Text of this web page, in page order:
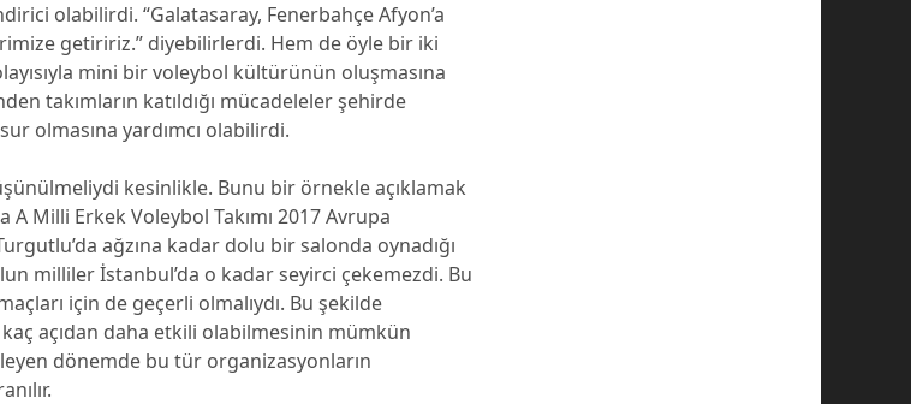
olabilirdi. “Galatasaray, Fenerbahçe Afyon’a
getiririz.” diyebilirlerdi. Hem de öyle bir iki
mini bir voleybol kültürünün oluşmasına
takımların katıldığı mücadeleler şehirde
olmasına yardımcı olabilirdi.
kesinlikle. Bunu bir örnekle açıklamak
Milli Erkek Voleybol Takımı 2017 Avrupa
ağzına kadar dolu bir salonda oynadığı
milliler İstanbul’da o kadar seyirci çekemezdi. Bu
için de geçerli olmalıydı. Bu şekilde
açıdan daha etkili olabilmesinin mümkün
dönemde bu tür organizasyonların